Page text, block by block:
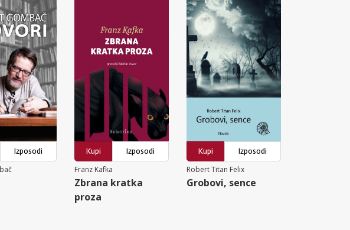
Izposodi
Kupi
Izposodi
Franz Kafka
Zbrana kratka
proza
Kupi
Izposodi
Robert Titan Felix
Grobovi, sence